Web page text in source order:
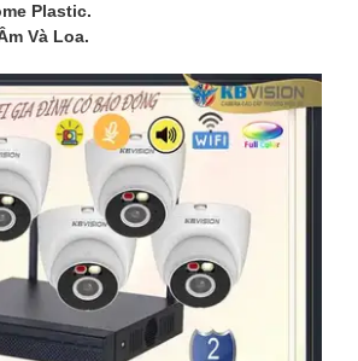
Plastic.
Và Loa.